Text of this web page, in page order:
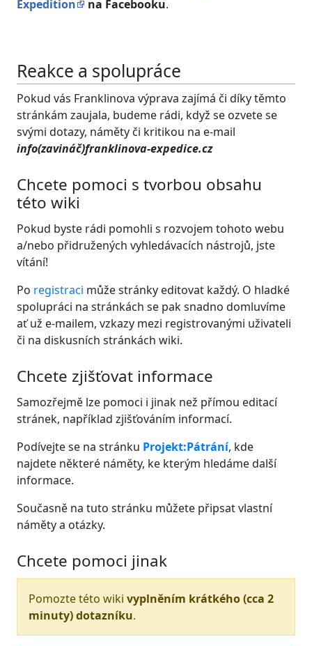
Expedition
na Facebooku.
Reakce a spolupráce
Pokud vás Franklinova výprava zajímá či díky těmto
stránkám zaujala, budeme rádi, když se ozvete se
svými dotazy, náměty či kritikou na e-mail
info(zavináč)franklinova-expedice.cz
Chcete pomoci s tvorbou obsahu
této wiki
Pokud byste rádi pomohli s rozvojem tohoto webu
a/nebo přidružených vyhledávacích nástrojů, jste
vítání!
Po registraci může stránky editovat každý. O hladké
spolupráci na stránkách se pak snadno domluvíme
ať už e-mailem, vzkazy mezi registrovanými uživateli
či na diskusních stránkách wiki.
Chcete zjišťovat informace
Samozřejmě lze pomoci i jinak než přímou editací
stránek, například zjišťováním informací.
Podívejte se na stránku Projekt:Pátrání, kde
najdete některé náměty, ke kterým hledáme další
informace.
Současně na tuto stránku můžete připsat vlastní
náměty a otázky.
Chcete pomoci jinak
Pomozte této wiki vyplněním krátkého (cca 2
minuty) dotazníku.